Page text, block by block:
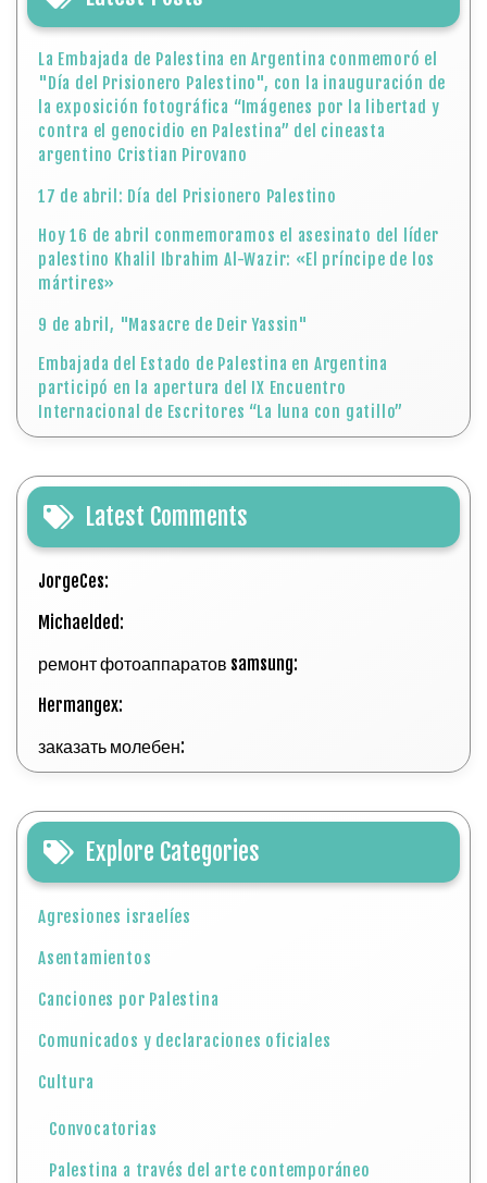
La Embajada de Palestina en Argentina conmemoró el
"Día del Prisionero Palestino", con la inauguración de
la exposición fotográfica “Imágenes por la libertad y
contra el genocidio en Palestina” del cineasta
argentino Cristian Pirovano
17 de abril: Día del Prisionero Palestino
Hoy 16 de abril conmemoramos el asesinato del líder
palestino Khalil Ibrahim Al-Wazir: «El príncipe de los
mártires»
9 de abril, "Masacre de Deir Yassin"
Embajada del Estado de Palestina en Argentina
participó en la apertura del IX Encuentro
Internacional de Escritores “La luna con gatillo”
Latest Comments
JorgeCes:
Michaelded:
ремонт фотоаппаратов samsung:
Hermangex:
заказать молебен:
Explore Categories
Agresiones israelíes
Asentamientos
Canciones por Palestina
Comunicados y declaraciones oficiales
Cultura
Convocatorias
Palestina a través del arte contemporáneo